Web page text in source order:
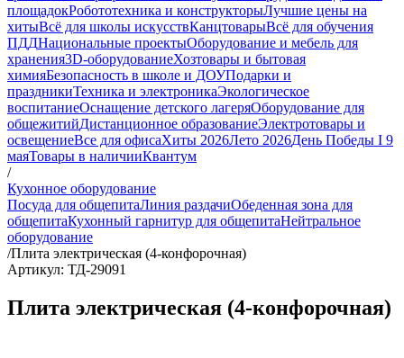
площадокРобототехника и конструкторыЛучшие цены на
хитыВсё для школы искусствКанцтоварыВсё для обучения
ПДДНациональные проектыОборудование и мебель для
хранения3D-оборудованиеХозтовары и бытовая
химияБезопасность в школе и ДОУПодарки и
праздникиТехника и электроникаЭкологическое
воспитаниеОснащение детского лагеряОборудование для
общежитийДистанционное образованиеЭлектротовары и
освещениеВсе для офисаХиты 2026Лето 2026День Победы I 9
маяТовары в наличииКвантум
/
Кухонное оборудование
Посуда для общепитаЛиния раздачиОбеденная зона для
общепитаКухонный гарнитур для общепитаНейтральное
оборудование
/Плита электрическая (4-конфорочная)
Артикул: ТД-29091
Плита электрическая (4-конфорочная)